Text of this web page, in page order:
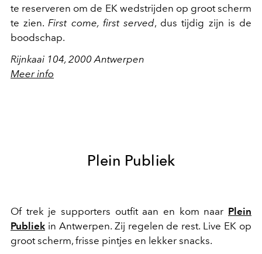
te reserveren om de EK wedstrijden op groot scherm
te zien. First come, first served, dus tijdig zijn is de
boodschap.
Rijnkaai 104, 2000 Antwerpen
Meer info
Plein Publiek
Of trek je supporters outfit aan en kom naar Plein
Publiek in Antwerpen. Zij regelen de rest. Live EK op
groot scherm, frisse pintjes en lekker snacks.